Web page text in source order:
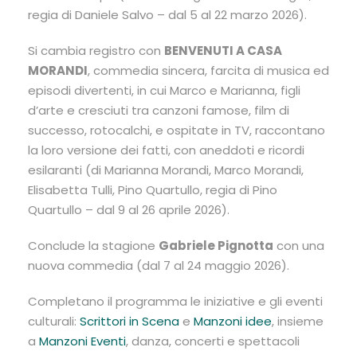
regia di Daniele Salvo – dal 5 al 22 marzo 2026).
Si cambia registro con BENVENUTI A CASA
MORANDI, commedia sincera, farcita di musica ed
episodi divertenti, in cui Marco e Marianna, figli
d’arte e cresciuti tra canzoni famose, film di
successo, rotocalchi, e ospitate in TV, raccontano
la loro versione dei fatti, con aneddoti e ricordi
esilaranti (di Marianna Morandi, Marco Morandi,
Elisabetta Tulli, Pino Quartullo, regia di Pino
Quartullo – dal 9 al 26 aprile 2026).
Conclude la stagione Gabriele Pignotta con una
nuova commedia (dal 7 al 24 maggio 2026).
Completano il programma le iniziative e gli eventi
culturali: Scrittori in Scenae Manzoni idee, insieme
a Manzoni Eventi, danza, concerti e spettacoli